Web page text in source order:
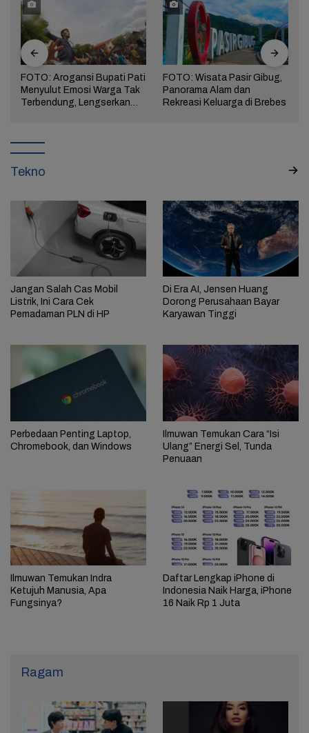
FOTO: Arogansi Bupati Pati
Menyulut Emosi Warga Tak
Terbendung, Lengserkan
FOTO: Wisata Pasir Gibug,
Panorama Alam dan
Rekreasi Keluarga di Brebes
Tekno
Jangan Salah Cas Mobil
Listrik, Ini Cara Cek
Pemadaman PLN di HP
Di Era AI, Jensen Huang
Dorong Perusahaan Bayar
Karyawan Tinggi
Perbedaan Penting Laptop,
Chromebook, dan Windows
Ilmuwan Temukan Cara “Isi
Ulang” Energi Sel, Tunda
Penuaan
Ilmuwan Temukan Indra
Ketujuh Manusia, Apa
Fungsinya?
Daftar Lengkap iPhone di
Indonesia Naik Harga, iPhone
16 Naik Rp 1 Juta
Ragam